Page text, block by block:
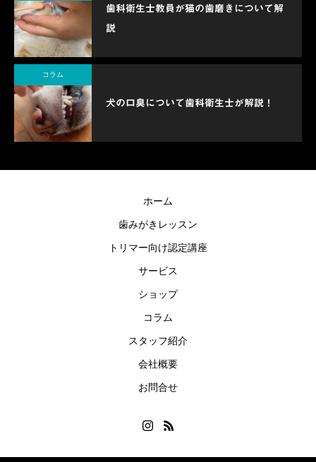
歯科衛生士教員が猫の歯磨きについて解
説
コラム
犬の口臭について歯科衛生士が解説！
ホーム
歯みがきレッスン
トリマー向け認定講座
サービス
ショップ
コラム
スタッフ紹介
会社概要
お問合せ